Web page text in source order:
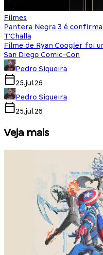
Filmes
Pantera Negra 3 é
T'Challa
Filme de Ryan Coogler foi
San Diego Comic-Con
Pedro Siqueira
25.jul.26
Pedro Siqueira
25.jul.26
Veja mais